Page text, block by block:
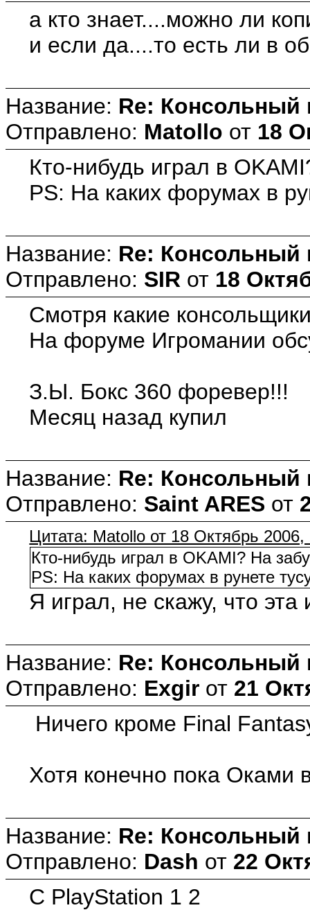
а кто знает....можно ли
и если да....то есть ли в
Название: Re: Консольный
Отправлено: Matollo от 18
Кто-нибудь играл в
PS: На каких форумах в
Название: Re: Консольный
Отправлено: SIR от 18
Смотря какие
На форуме Игромании
З.Ы. Бокс 360 форевер!!!
Месяц назад купил
Название: Re: Консольный
Отправлено: Saint ARES от
Цитата: Matollo от 18 Октябрь 2006,
Кто-нибудь играл в OKAMI? На
PS: На каких форумах в рунете
Я играл, не скажу, что
Название: Re: Консольный
Отправлено: Exgir от 21
Ничего кроме Final
Хотя конечно пока Оками
Название: Re: Консольный
Отправлено: Dash от 22
C PlayStation 1 2